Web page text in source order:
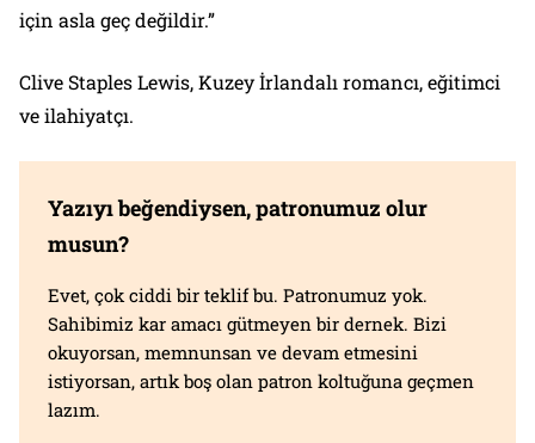
için asla geç değildir.”
Clive Staples Lewis, Kuzey İrlandalı romancı, eğitimci
ve ilahiyatçı.
Yazıyı beğendiysen, patronumuz olur
musun?
Evet, çok ciddi bir teklif bu. Patronumuz yok.
Sahibimiz kar amacı gütmeyen bir dernek. Bizi
okuyorsan, memnunsan ve devam etmesini
istiyorsan, artık boş olan patron koltuğuna geçmen
lazım.